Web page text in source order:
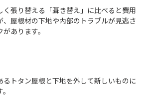
く張り替える「葺き替え」に比べると費用
、屋根材の下地や内部のトラブルが見逃さ
あります。
るトタン屋根と下地を外して新しいものに